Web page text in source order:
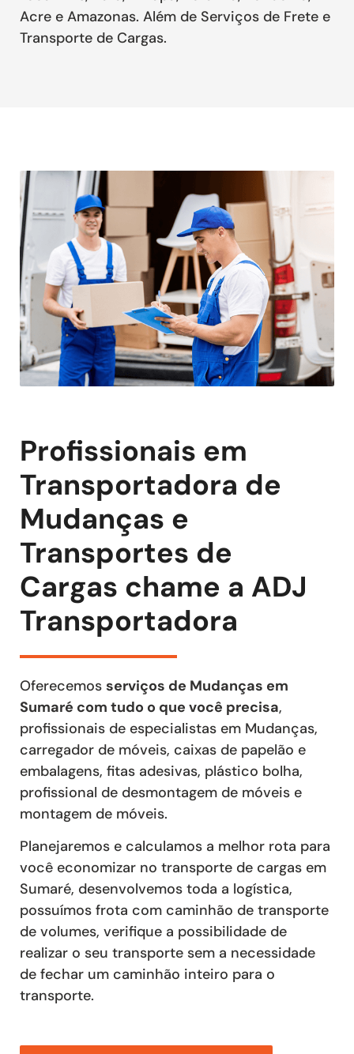
Acre e Amazonas. Além de Serviços de Frete e
Transporte de Cargas.
Profissionais em
Transportadora de
Mudanças e
Transportes de
Cargas chame a ADJ
Transportadora
Oferecemos serviços de Mudanças em
Sumaré com tudo o que você precisa,
profissionais de especialistas em Mudanças,
carregador de móveis, caixas de papelão e
embalagens, fitas adesivas, plástico bolha,
profissional de desmontagem de móveis e
montagem de móveis.
Planejaremos e calculamos a melhor rota para
você economizar no transporte de cargas em
Sumaré, desenvolvemos toda a logística,
possuímos frota com caminhão de transporte
de volumes, verifique a possibilidade de
realizar o seu transporte sem a necessidade
de fechar um caminhão inteiro para o
transporte.